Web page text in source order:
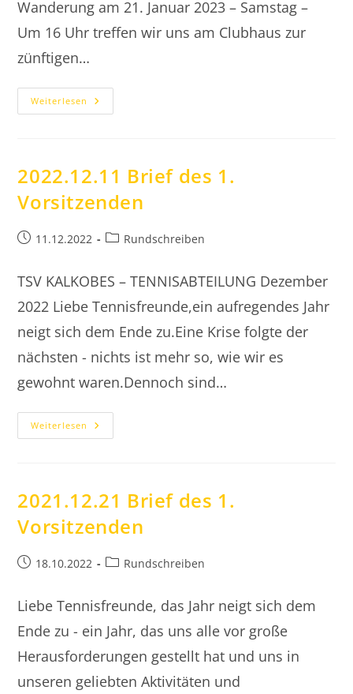
Wanderung am 21. Januar 2023 – Samstag –
Um 16 Uhr treffen wir uns am Clubhaus zur
zünftigen…
Weiterlesen 2023
Terminkalender
2022.12.11 Brief des 1.
Vorsitzenden
Beitrag11.12.2022
Beitrags-
Rundschreiben
TSV KALKOBES – TENNISABTEILUNG Dezember
2022 Liebe Tennisfreunde,ein aufregendes Jahr
neigt sich dem Ende zu.Eine Krise folgte der
nächsten - nichts ist mehr so, wie wir es
gewohnt waren.Dennoch sind…
Weiterlesen 2022.12.11
Brief
2021.12.21 Brief des 1.
Vorsitzenden
Beitrag18.10.2022
Beitrags-
Rundschreiben
Liebe Tennisfreunde, das Jahr neigt sich dem
Ende zu - ein Jahr, das uns alle vor große
Herausforderungen gestellt hat und uns in
unseren geliebten Aktivitäten und